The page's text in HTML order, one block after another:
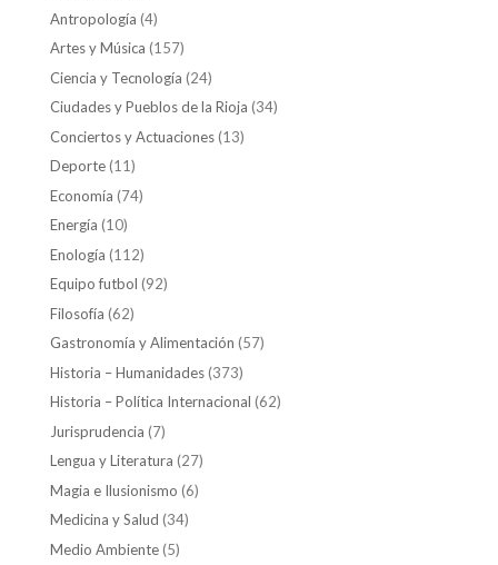
Antropología (4)
Artes y Música (157)
Ciencia y Tecnología (24)
Ciudades y Pueblos de la Rioja (34)
Conciertos y Actuaciones(13)
Deporte(11)
Economía (74)
Energía (10)
Enología (112)
Equipo futbol (92)
Filosofía (62)
Gastronomía y Alimentación (57)
Historia – Humanidades(373)
Historia – Política Internacional (62)
Jurisprudencia (7)
Lengua y Literatura (27)
Magia e Ilusionismo (6)
Medicina y Salud (34)
Medio Ambiente(5)